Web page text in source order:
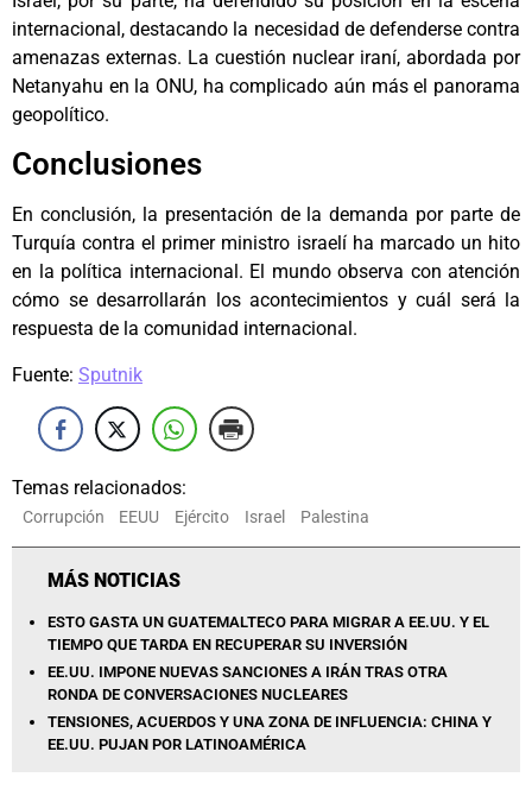
internacional, destacando la necesidad de defenderse contra
amenazas externas. La cuestión nuclear iraní, abordada por
Netanyahu en la ONU, ha complicado aún más el panorama
geopolítico.
Conclusiones
En conclusión, la presentación de la demanda por parte de
Turquía contra el primer ministro israelí ha marcado un hito
en la política internacional. El mundo observa con atención
cómo se desarrollarán los acontecimientos y cuál será la
respuesta de la comunidad internacional.
Fuente: Sputnik
Temas relacionados:
Corrupción EEUU Ejército Israel Palestina
MÁS NOTICIAS
ESTO GASTA UN GUATEMALTECO PARA MIGRAR A EE.UU. Y EL
TIEMPO QUE TARDA EN RECUPERAR SU INVERSIÓN
EE.UU. IMPONE NUEVAS SANCIONES A IRÁN TRAS OTRA
RONDA DE CONVERSACIONES NUCLEARES
TENSIONES, ACUERDOS Y UNA ZONA DE INFLUENCIA: CHINA Y
EE.UU. PUJAN POR LATINOAMÉRICA